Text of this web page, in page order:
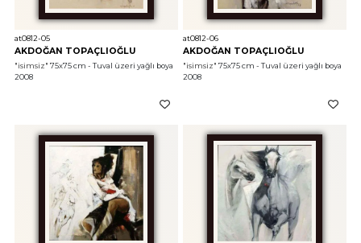
at0812-05
AKDOĞAN TOPAÇLIOĞLU
"isimsiz" 75x75 cm - Tuval üzeri yağlı boya
2008
at0812-06
AKDOĞAN TOPAÇLIOĞLU
"isimsiz" 75x75 cm - Tuval üzeri yağlı boya
2008